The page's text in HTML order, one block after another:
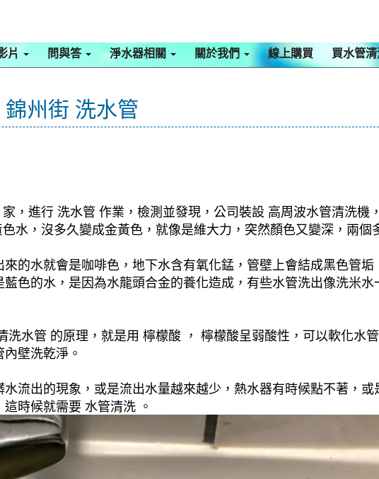
片 問與答 淨水器相關 關於我們 線上購買 買水管
州街 洗水管
，進行 洗水管 作業，檢測並發現，公司裝設 高周波水管清洗機
水，沒多久變成金黃色，就像是維大力，突然顏色又變深，兩個
的水就會是咖啡色，地下水含有氧化錳，管壁上會結成黑色管
色的水，是因為水龍頭合金的養化造成，有些水管洗出像洗米
水管 的原理，就是用 檸檬酸 ， 檸檬酸呈弱酸性，可以軟化水
壁洗乾淨。
流出的現象，或是流出水量越來越少，熱水器有時候點不著，
時候就需要 水管清洗 。